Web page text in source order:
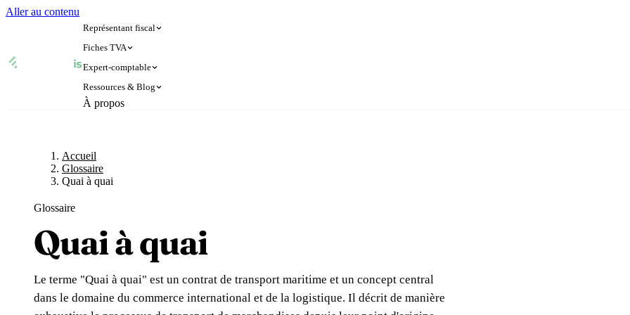
Aller au contenu
Représentant fiscal
🇫🇷
🇨🇭Suisse
🇳🇴
🇳🇱Pays-Bas
Amazon
Fiches TVA
🇫🇷France
🇩🇪
🇳🇴Norvège
Expert-comptable
Ressources & Blog
Glossaire
Calculateur de TVA
Simulateur n° TVA
À propos
Accueil
Glossaire
Quai à quai
Glossaire
Quai à quai
Le terme "Quai à quai" est un contrat de transport maritime et un concept central
dans le domaine du commerce international et de la logistique. Il décrit de manière